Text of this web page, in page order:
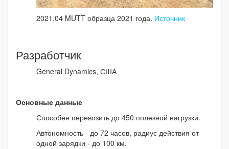
2021.04 MUTT образца 2021 года. Источник
Разработчик
General Dynamics, США
Основные данные
Способен перевозить до 450 полезной нагрузки.
Автономность - до 72 часов, радиус действия от
одной зарядки - до 100 км.